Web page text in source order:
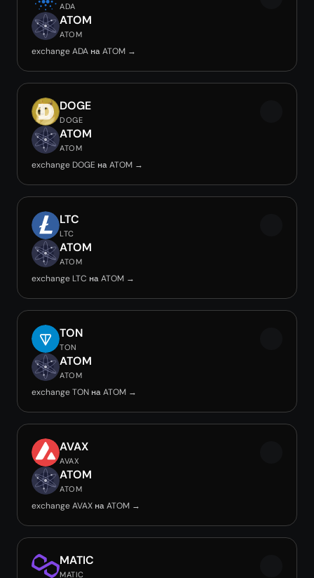
ADA
ATOM
ATOM
exchange ADA на ATOM →
DOGE
DOGE
ATOM
ATOM
exchange DOGE на ATOM →
LTC
LTC
ATOM
ATOM
exchange LTC на ATOM →
TON
TON
ATOM
ATOM
exchange TON на ATOM →
AVAX
AVAX
ATOM
ATOM
exchange AVAX на ATOM →
MATIC
MATIC